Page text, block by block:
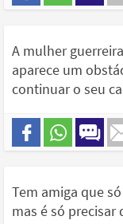
A mulher
aparece um
continuar o seu
Tem amiga que
mas é só precisar